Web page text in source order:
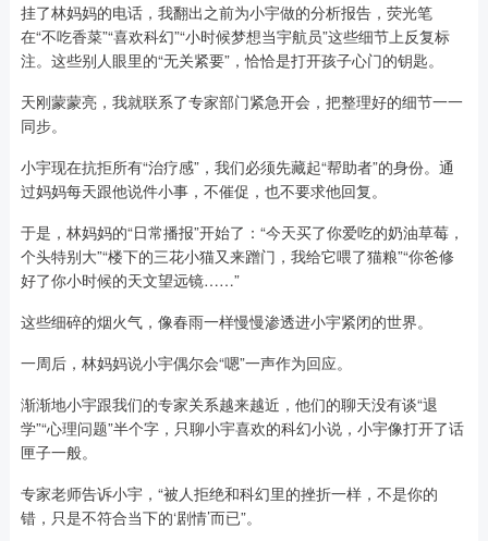
挂了林妈妈的电话，我翻出之前为小宇做的分析报告，荧光笔
在“不吃香菜”“喜欢科幻”“小时候梦想当宇航员”这些细节上反复标
注。这些别人眼里的“无关紧要”，恰恰是打开孩子心门的钥匙。
天刚蒙蒙亮，我就联系了专家部门紧急开会，把整理好的细节一一
同步。
小宇现在抗拒所有“治疗感”，我们必须先藏起“帮助者”的身份。通
过妈妈每天跟他说件小事，不催促，也不要求他回复。
于是，林妈妈的“日常播报”开始了：“今天买了你爱吃的奶油草莓，
个头特别大”“楼下的三花小猫又来蹭门，我给它喂了猫粮”“你爸修
好了你小时候的天文望远镜……”
这些细碎的烟火气，像春雨一样慢慢渗透进小宇紧闭的世界。
一周后，林妈妈说小宇偶尔会“嗯”一声作为回应。
渐渐地小宇跟我们的专家关系越来越近，他们的聊天没有谈“退
学”“心理问题”半个字，只聊小宇喜欢的科幻小说，小宇像打开了话
匣子一般。
专家老师告诉小宇，“被人拒绝和科幻里的挫折一样，不是你的
错，只是不符合当下的‘剧情’而已”。